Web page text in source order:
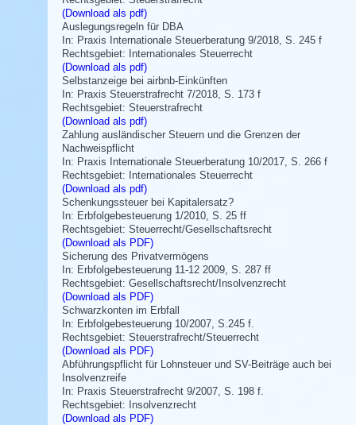
(Download als pdf)
Auslegungsregeln für DBA
In: Praxis Internationale Steuerberatung 9/2018, S. 245 f
Rechtsgebiet: Internationales Steuerrecht
(Download als pdf)
Selbstanzeige bei airbnb-Einkünften
In: Praxis Steuerstrafrecht 7/2018, S. 173 f
Rechtsgebiet: Steuerstrafrecht
(Download als pdf)
Zahlung ausländischer Steuern und die Grenzen der
Nachweispflicht
In: Praxis Internationale Steuerberatung 10/2017, S. 266 f
Rechtsgebiet: Internationales Steuerrecht
(Download als pdf)
Schenkungssteuer bei Kapitalersatz?
In: Erbfolgebesteuerung 1/2010, S. 25 ff
Rechtsgebiet: Steuerrecht/Gesellschaftsrecht
(Download als PDF)
Sicherung des Privatvermögens
In: Erbfolgebesteuerung 11-12 2009, S. 287 ff
Rechtsgebiet: Gesellschaftsrecht/Insolvenzrecht
(Download als PDF)
Schwarzkonten im Erbfall
In: Erbfolgebesteuerung 10/2007, S.245 f.
Rechtsgebiet: Steuerstrafrecht/Steuerrecht
(Download als PDF)
Abführungspflicht für Lohnsteuer und SV-Beiträge auch bei
Insolvenzreife
In: Praxis Steuerstrafrecht 9/2007, S. 198 f.
Rechtsgebiet: Insolvenzrecht
(Download als PDF)